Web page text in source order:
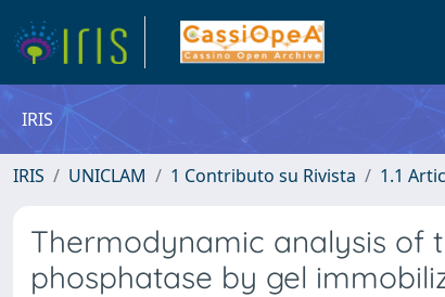
IRIS
IRIS UNICLAM 1 Contributo su Rivista 1.1
Thermodynamic analysis of
phosphatase by gel